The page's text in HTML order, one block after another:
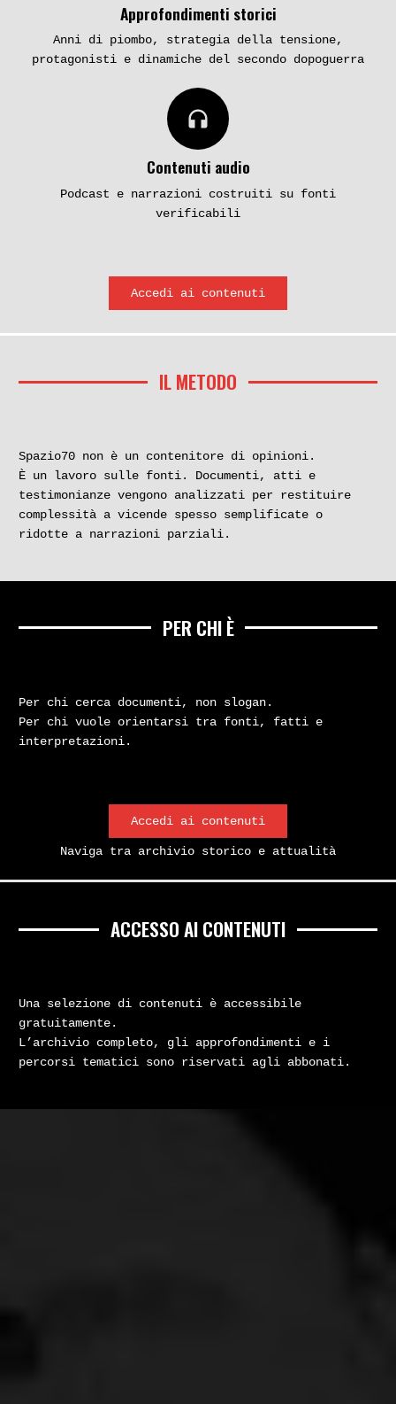
Approfondimenti storici
Anni di piombo, strategia della tensione,
protagonisti e dinamiche del secondo dopoguerra
headphones
Contenuti audio
Podcast e narrazioni costruiti su fonti
verificabili
Accedi ai contenuti
IL METODO
Spazio70 non è un contenitore di opinioni.
È un lavoro sulle fonti. Documenti, atti e
testimonianze vengono analizzati per restituire
complessità a vicende spesso semplificate o
ridotte a narrazioni parziali.
PER CHI È
Per chi cerca documenti, non slogan.
Per chi vuole orientarsi tra fonti, fatti e
interpretazioni.
Accedi ai contenuti
Naviga tra archivio storico e attualità
ACCESSO AI CONTENUTI
Una selezione di contenuti è accessibile
gratuitamente.
L’archivio completo, gli approfondimenti e i
percorsi tematici sono riservati agli abbonati.